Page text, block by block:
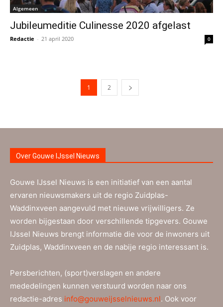
Algemeen
Jubileumeditie Culinesse 2020 afgelast
Redactie - 21 april 2020 0
1 2
Over Gouwe IJssel Nieuws
Gouwe IJssel Nieuws is een initiatief van een aantal
ervaren nieuwsmakers uit de regio Zuidplas-
Waddinxveen aangevuld met nieuwe vrijwilligers. Ze
worden bijgestaan door verschillende tipgevers. Gouwe
IJssel Nieuws brengt informatie die voor de inwoners uit
Zuidplas, Waddinxveen en de nabije regio interessant is.
Persberichten, (sport)verslagen en andere
mededelingen kunnen verstuurd worden naar ons
redactie-adres info@gouweijsselnieuws.nl. Ook voor